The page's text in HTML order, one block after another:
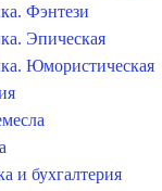
Фэнтези
Эпическая
Юмористическая
и бухгалтерия